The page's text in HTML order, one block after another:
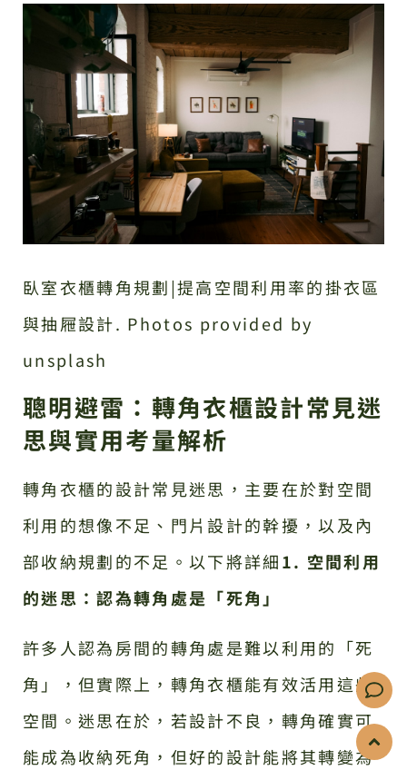
臥室衣櫃轉角規劃|提高空間利用率的掛衣區
與抽屜設計. Photos provided by
unsplash
聰明避雷：轉角衣櫃設計常見迷
思與實用考量解析
轉角衣櫃的設計常見迷思，主要在於對空間
利用的想像不足、門片設計的幹擾，以及內
部收納規劃的不足。以下將詳細1. 空間利用
的迷思：認為轉角處是「死角」
許多人認為房間的轉角處是難以利用的「死
角」，但實際上，轉角衣櫃能有效活用這些
空間。迷思在於，若設計不良，轉角確實可
能成為收納死角，但好的設計能將其轉變為